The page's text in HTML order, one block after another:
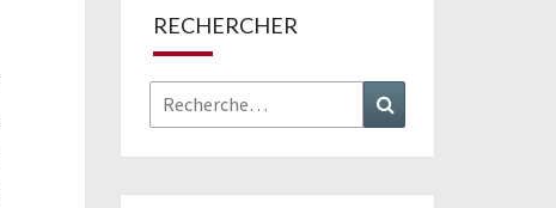
RECHERCHER
Rechercher :